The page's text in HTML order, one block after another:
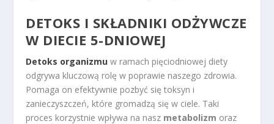
DETOKS I SKŁADNIKI ODŻYWCZE
W DIECIE 5-DNIOWEJ
Detoks organizmu w ramach pięciodniowej diety
odgrywa kluczową rolę w poprawie naszego zdrowia.
Pomaga on efektywnie pozbyć się toksyn i
zanieczyszczeń, które gromadzą się w ciele. Taki
proces korzystnie wpływa na nasz metabolizm oraz